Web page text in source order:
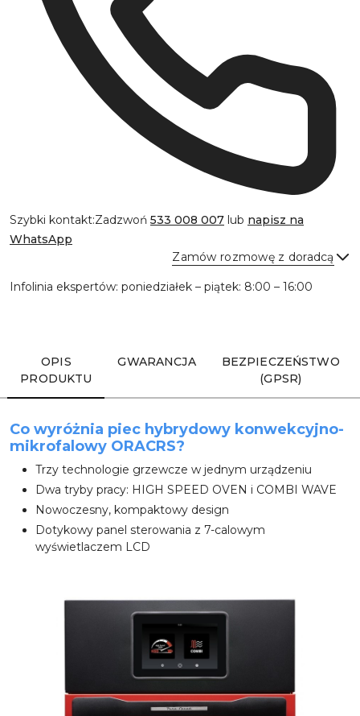
Szybki kontakt:Zadzwoń 533 008 007 lub napisz na
WhatsApp
Zamów rozmowę z doradcą
Infolinia ekspertów: poniedziałek – piątek: 8:00 – 16:00
OPIS
PRODUKTU
GWARANCJA
BEZPIECZEŃSTWO
(GPSR)
Co wyróżnia piec hybrydowy konwekcyjno-
mikrofalowy ORACRS?
Trzy technologie grzewcze w jednym urządzeniu
Dwa tryby pracy: HIGH SPEED OVEN i COMBI WAVE
Nowoczesny, kompaktowy design
Dotykowy panel sterowania z 7-calowym
wyświetlaczem LCD